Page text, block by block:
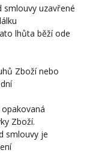
smlouvy uzavřené
lhůta běží ode
Zboží nebo
Zboží.
smlouvy je